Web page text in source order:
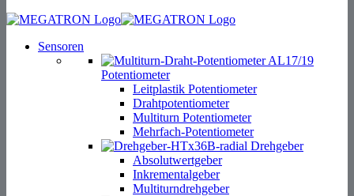
Sensoren
Potentiometer
Leitplastik Potentiometer
Drahtpotentiometer
Multiturn Potentiometer
Mehrfach-Potentiometer
Drehgeber
Absolutwertgeber
Inkrementalgeber
Multiturndrehgeber